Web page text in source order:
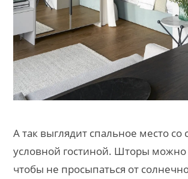
А так выглядит спальное место со
условной гостиной. Шторы можно
чтобы не просыпаться от